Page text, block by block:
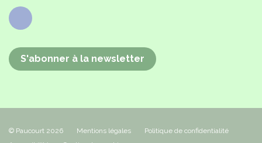
Facebook
S'abonner à la newsletter
© Paucourt 2026 Mentions légales
Politique de confidentialité